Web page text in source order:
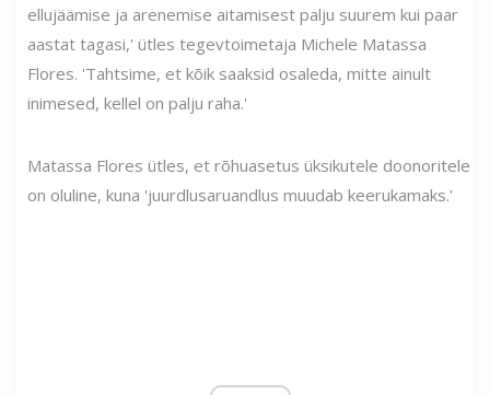
ellujäämise ja arenemise aitamisest palju suurem kui paar
aastat tagasi,' ütles tegevtoimetaja Michele Matassa
Flores. 'Tahtsime, et kõik saaksid osaleda, mitte ainult
inimesed, kellel on palju raha.'
Matassa Flores ütles, et rõhuasetus üksikutele doonoritele
on oluline, kuna 'juurdlusaruandlus muudab keerukamaks.'